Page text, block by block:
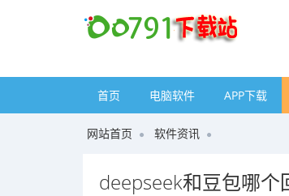
首页 电脑软件 APP下载
网站首页 软件资讯
deepseek和豆包哪个